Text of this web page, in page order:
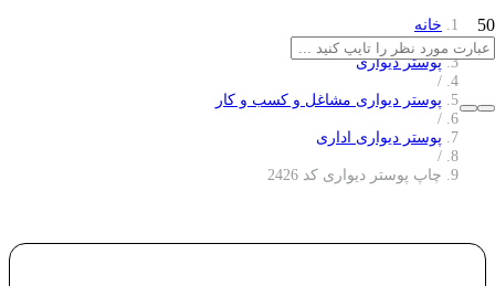
خانه
/
پوستر دیواری
/
پوستر دیواری مشاغل و کسب و کار
/
پوستر دیواری اداری
/
چاپ پوستر دیواری کد 2426